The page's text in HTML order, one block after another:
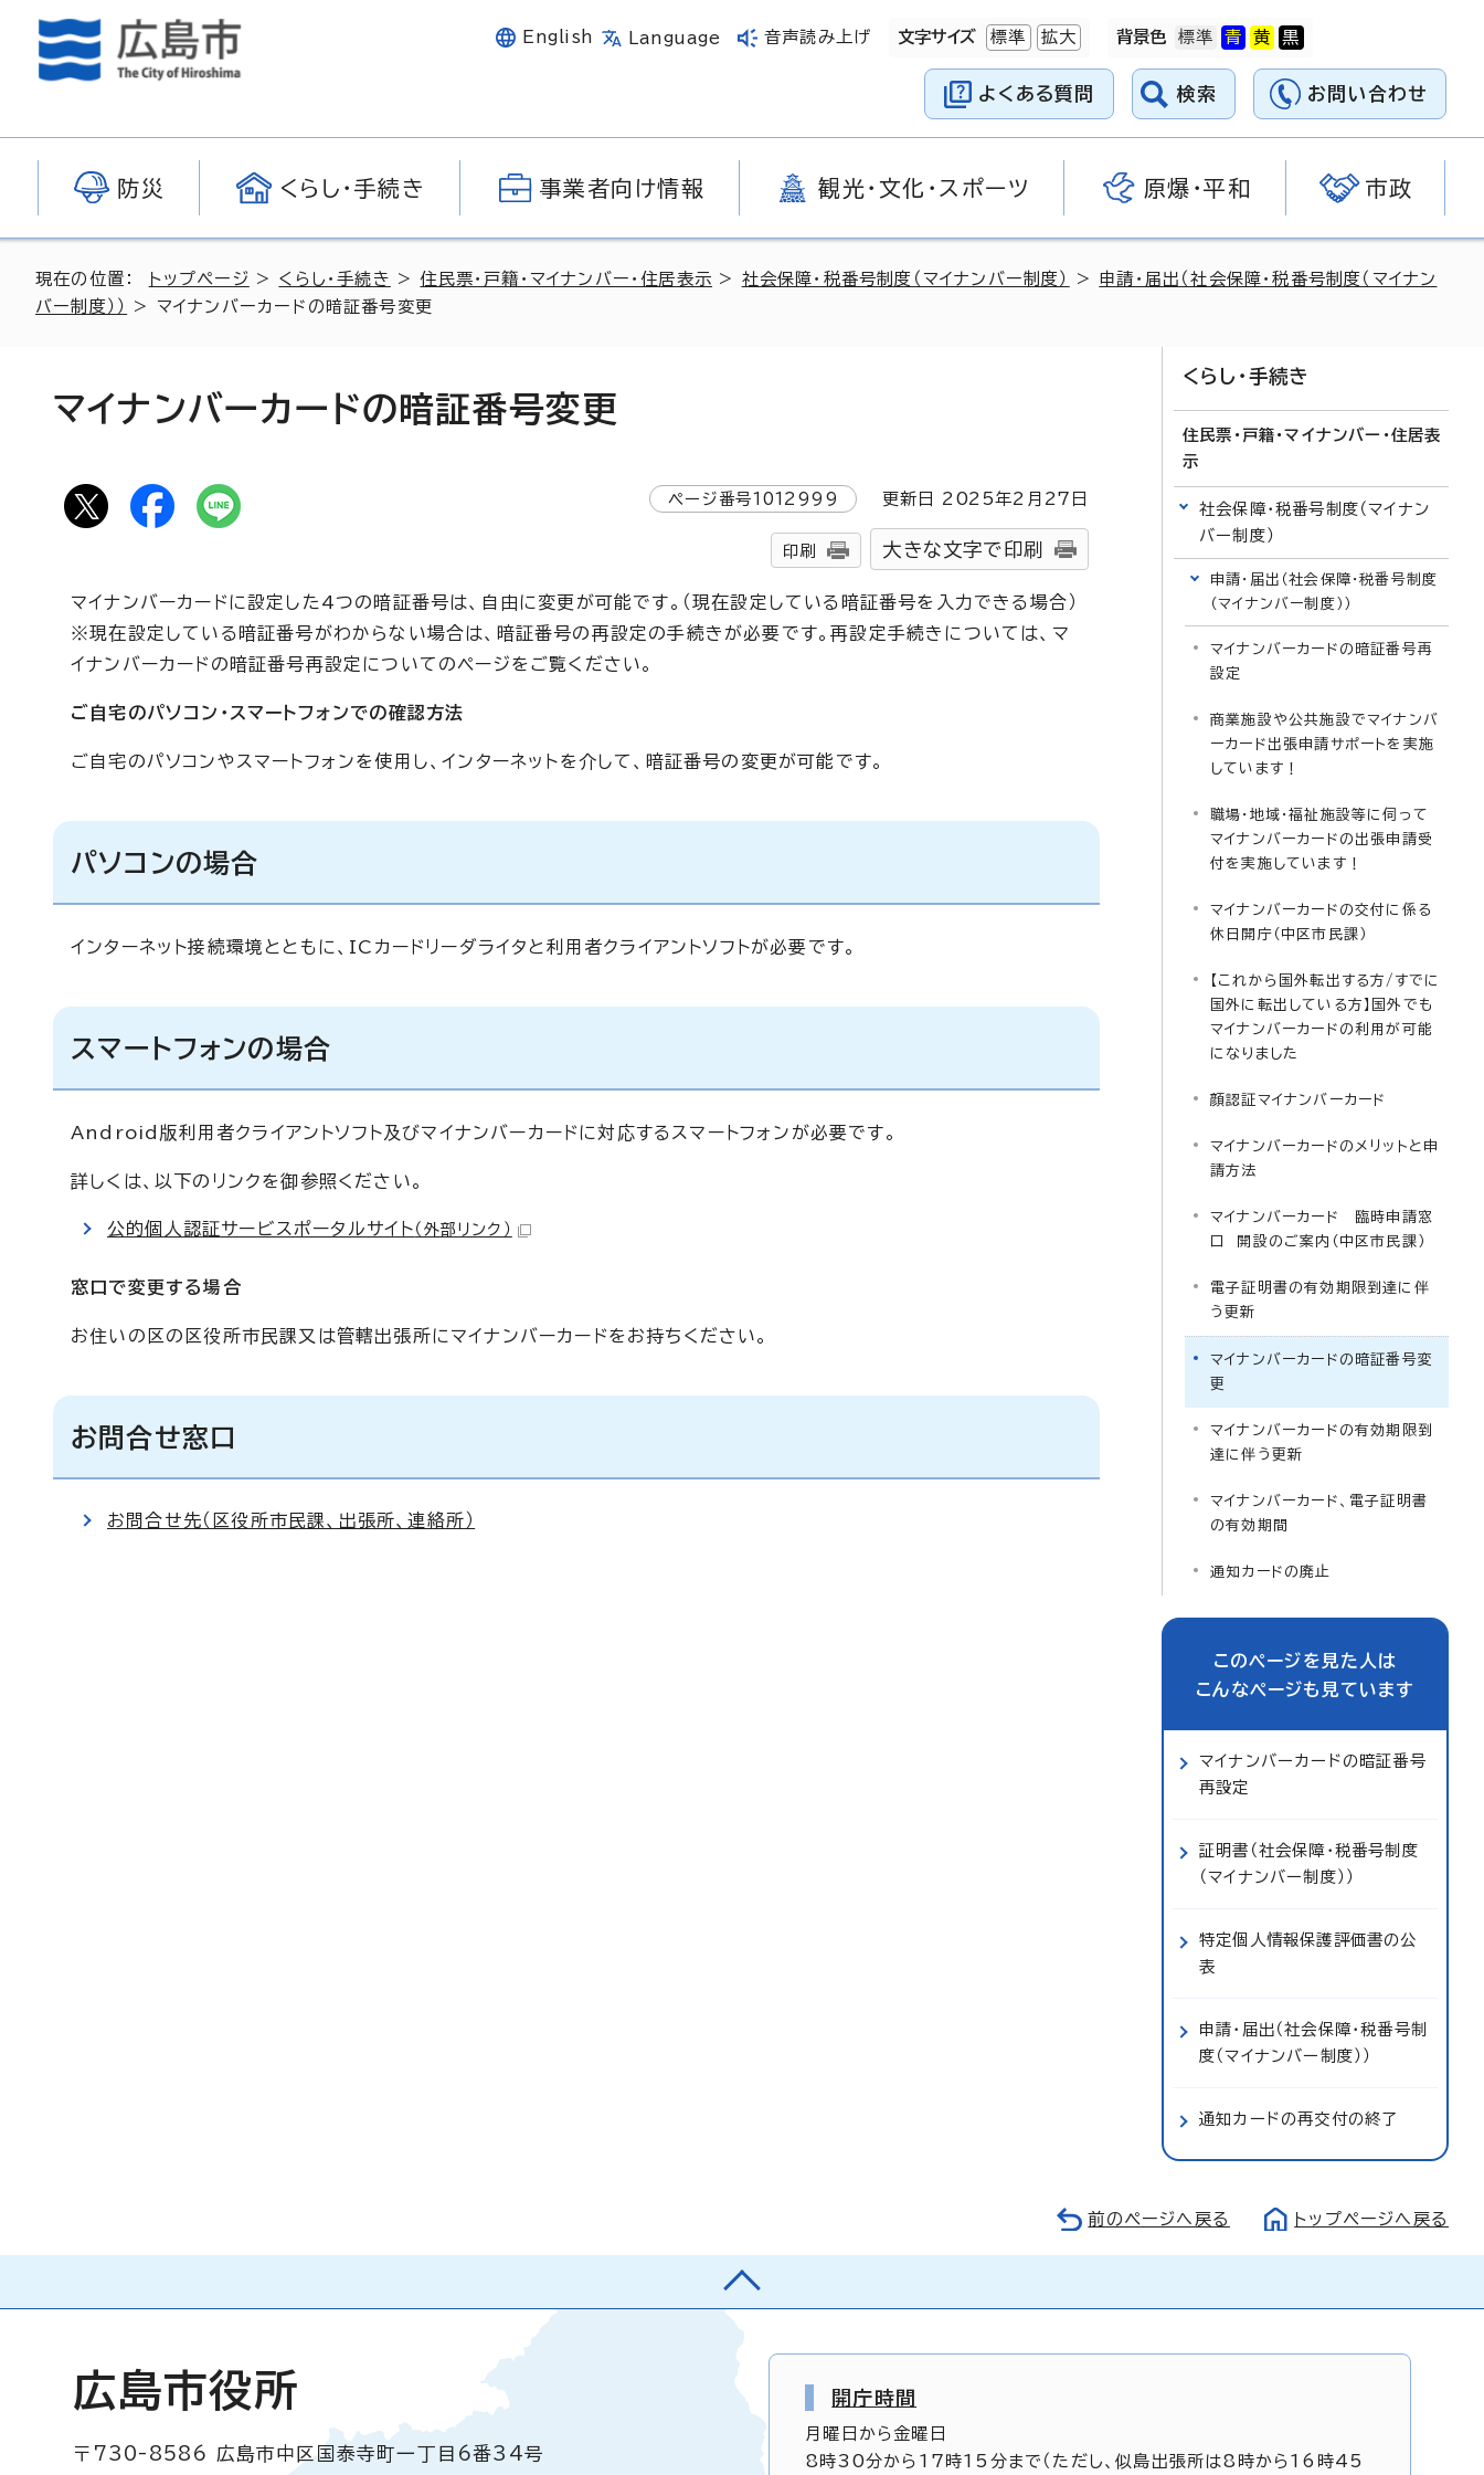
English Language 音声読み上げ 文字サイズ 標準 拡大 背景色
よくある質問 検索 お問い合わせ
防災 くらし・手続き 事業者向け情報 観光・文化・スポーツ 原爆・平和 市政
現在の位置： トップページ > くらし・手続き >住民票・戸籍・マイナンバー・住居表示 > 社会保障・税番号制度（マイナンバー制度） >
申請・届出（社会保障・税番号制度（マイナン
バー制度））
> マイナンバーカードの暗証番号変更
マイナンバーカードの暗証番号変更
ページ番号1012999 更新日 2025年2月 27 日
印刷 大きな文字で印刷
マイナンバーカードに設定した4つの暗証番号は、自由に変更が可能です。（現在設定している暗証番号を入力できる場合）
※現在設定している暗証番号がわからない場合は、暗証番号の再設定の手続きが必要です。再設定手続きについては、マ
イナンバーカードの暗証番号再設定についてのページをご覧ください。
ご自宅のパソコン・スマートフォンでの確認方法
ご自宅のパソコンやスマートフォンを使用し、インターネットを介して、暗証番号の変更が可能です。
パソコンの場合
インターネット接続環境とともに、ICカードリーダライタと利用者クライアントソフトが必要です。
スマートフォンの場合
Android版利用者クライアントソフト及びマイナンバーカードに対応するスマートフォンが必要です。
詳しくは、以下のリンクを御参照ください。
公的個人認証サービスポータルサイト （外部リンク）
窓口で変更する場合
お住いの区の区役所市民課又は管轄出張所にマイナンバーカードをお持ちください。
お問合せ窓口
お問合せ先（区役所市民課、出張所、連絡所）
くらし・手続き
住民票・戸籍・マイナンバー・住居表
示
社会保障・税番号制度（マイナン
バー制度）
申請・届出（社会保障・税番号制度
（マイナンバー制度））
マイナンバーカードの暗証番号再
設定
商業施設や公共施設でマイナンバ
ーカード出張申請サポートを実施
しています！
職場・地域・福祉施設等に伺って
マイナンバーカードの出張申請受
付を実施しています！
マイナンバーカードの交付に係る
休日開庁（中区市民課）
【これから国外転出する方/すでに
国外に転出している方】国外でも
マイナンバーカードの利用が可能
になりました
顔認証マイナンバーカード
マイナンバーカードのメリットと申
請方法
マイナンバーカード 臨時申請窓
口 開設のご案内（中区市民課）
電子証明書の有効期限到達に伴
う更新
マイナンバーカードの暗証番号変
更
マイナンバーカードの有効期限到
達に伴う更新
マイナンバーカード、電子証明書
の有効期間
通知カードの廃止
このページを見た人は
こんなページも見ています
マイナンバーカードの暗証番号
再設定
証明書（社会保障・税番号制度
（マイナンバー制度））
特定個人情報保護評価書の公
表
申請・届出（社会保障・税番号制
度（マイナンバー制度））
通知カードの再交付の終了
前のページへ戻る トップページへ戻る
広島市役所
〒730-8586 広島市中区国泰寺町一丁目6番34号
開庁時間
月曜日から金曜日
8時30分から17時15分まで（ただし、似島出張所は8時から16時45